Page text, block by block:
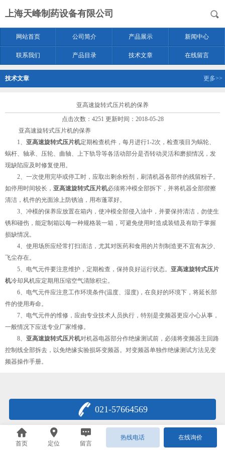
上海天峰制药设备有限公司
网站首页 公司简介 产品展示 新闻中心
联系我们 产品目录 技术文章 在线留言
技术文章 更多>>
亚高速旋转式压片机的保养
点击次数：4251 更新时间：2018-05-28
亚高速旋转式压片机的保养
1、 亚高速旋转式压片机定期检查机件，每月进行1-2次，检查项目为蜗轮、
蜗杆、轴承、压轮、曲轴、上下轨导等各活动部分是否转动灵活和磨损情况，发
现缺陷应及时修复使用。
2、一次使用完毕或停工时，应取出剩余粉剂，刷清机器各部件的残留粉子。
如停用时间较长， 亚高速旋转式压片机必须将冲模全部拆下，并将机器全部揩擦
清洁，机件的光面涂上防锈油，用布蓬罩好。
3、冲模的保养应放置在箱内，使冲模全部侵入油中，并要保持清洁，勿使生
锈和碰伤，能定制箱以每一种规格装一箱，可避免使用时造成装错及有助于掌握
损缺情况。
4、使用场所应经常打扫清洁，尤其对医药和食用的片剂制造更不宜有灰沙、
飞尘存在。
5、电气元件要注意维护，定期检查，保持良好运行状态。 亚高速旋转式压片
机冷却风机应定期用压缩空气清除积尘。
6、电气元件应注意工作环境条件(温度、湿度)，在良好的环境下，将延长部
件的使用寿命。
7、电气元件的维修，应由专业技术人员执行，特别是变频器更应小心从事，
一般情况下应送专业厂家维修。
8、 亚高速旋转式压片机对机器电器部分作绝缘测试前，必须将变频器主回路
控制线全部拆去，以免绝缘实验损坏变频器。对变频器单独作绝缘测试方法见变
频器操作手册。
021-57664569
首页 定位 留言
热线电话 在线询价